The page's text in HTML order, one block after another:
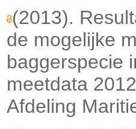
(2013).
de mogelijke
baggerspecie
meetdata
Afdeling